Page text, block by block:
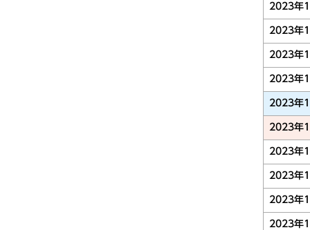
2023年
2023年
2023年
2023年
2023年
2023年
2023年
2023年
2023年
2023年